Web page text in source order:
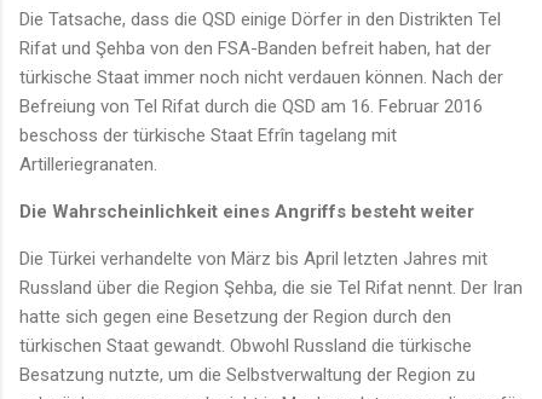
Die Tatsache, dass die QSD einige Dörfer in den Distrikten Tel
Rifat und Şehba von den FSA-Banden befreit haben, hat der
türkische Staat immer noch nicht verdauen können. Nach der
Befreiung von Tel Rifat durch die QSD am 16. Februar 2016
beschoss der türkische Staat Efrîn tagelang mit
Artilleriegranaten.
Die Wahrscheinlichkeit eines Angriffs besteht weiter
Die Türkei verhandelte von März bis April letzten Jahres mit
Russland über die Region Şehba, die sie Tel Rifat nennt. Der Iran
hatte sich gegen eine Besetzung der Region durch den
türkischen Staat gewandt. Obwohl Russland die türkische
Besatzung nutzte, um die Selbstverwaltung der Region zu